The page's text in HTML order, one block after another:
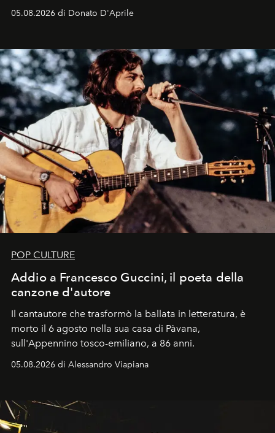
logomania pensata per la spiaggia
Kate, Claudia e Carla una dietro l'altra. Trent'anni dopo,
uno dei documenti più contemporanei che abbiamo.
05.08.2026 di Donato D'Aprile
POP CULTURE
Addio a Francesco Guccini, il poeta della
canzone d'autore
Il cantautore che trasformò la ballata in letteratura, è
morto il 6 agosto nella sua casa di Pàvana,
sull'Appennino tosco-emiliano, a 86 anni.
05.08.2026 di Alessandro Viapiana